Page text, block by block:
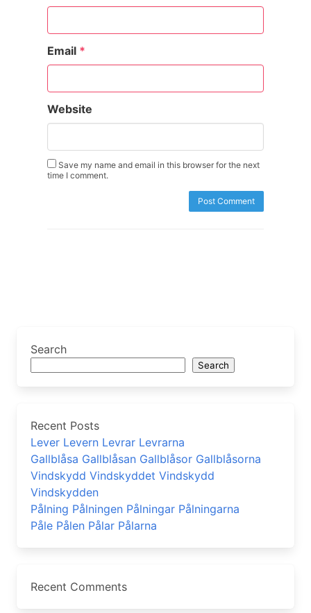
Email *
Website
Save my name and email in this browser for the next
time I comment.
Search
Search
Recent Posts
Lever Levern Levrar Levrarna
Gallblåsa Gallblåsan Gallblåsor Gallblåsorna
Vindskydd Vindskyddet Vindskydd
Vindskydden
Pålning Pålningen Pålningar Pålningarna
Påle Pålen Pålar Pålarna
Recent Comments